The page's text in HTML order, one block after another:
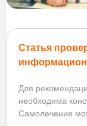
Статья
Для
необходима
Самолечение